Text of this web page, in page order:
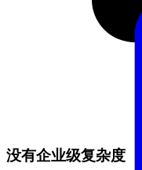
没有企业级复杂度